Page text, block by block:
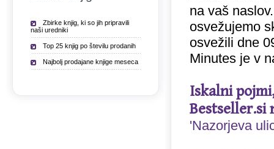
na vaš
osvežujemo
osvežili dne
Minutes je v
Iskalni
Bestseller.si
'Nazorjeva
Zbirke knjig, ki so jih pripravili
naši uredniki
Top 25 knjig po številu prodanih
Najbolj prodajane knjige meseca